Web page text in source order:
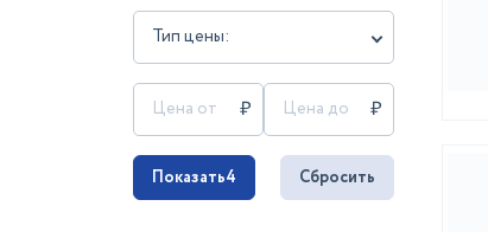
Тип цены:
Показать4 Сбросить